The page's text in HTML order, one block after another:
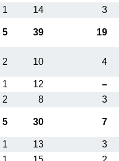
1 14
3
5 39 19
2 10 4
1 12
–
2 8
3
5 30 7
1 13
3